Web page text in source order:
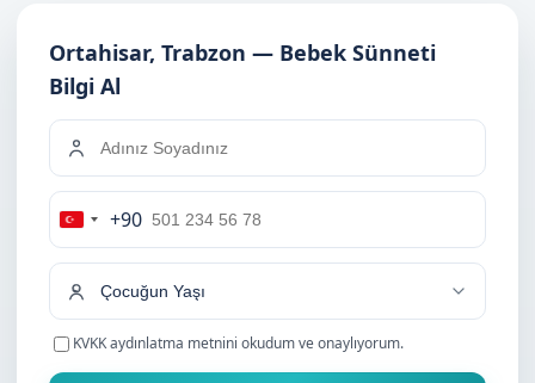
Ortahisar, Trabzon — Bebek Sünneti
Bilgi Al
Turkey
+90
+90
KVKK aydınlatma metnini okudum ve onaylıyorum.